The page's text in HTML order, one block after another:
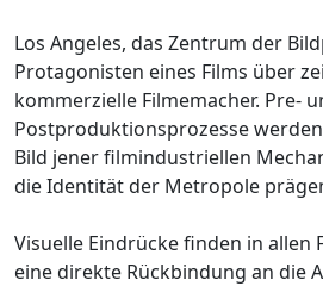
Los Angeles, das Zentrum der
Protagonisten eines Films über
kommerzielle Filmemacher. Pre-
Postproduktionsprozesse
Bild jener filmindustriellen
die Identität der Metropole
Visuelle Eindrücke finden in allen
eine direkte Rückbindung an die